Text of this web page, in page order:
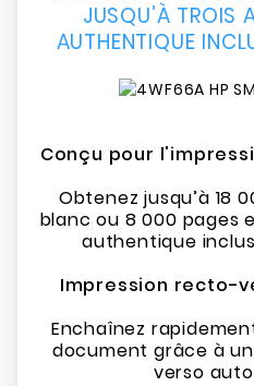
JUSQU’À TROIS
AUTHENTIQUE
Conçu pour
Obtenez jusqu’à 18
blanc ou 8 000 pages
authentique
Impression recto-
Enchaînez
document grâce à
verso